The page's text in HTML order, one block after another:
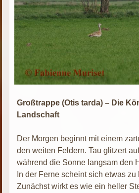
Großtrappe (Otis tarda) – Die
Landschaft
Der Morgen beginnt mit einem
den weiten Feldern. Tau glitzert
während die Sonne langsam den
In der Ferne scheint sich etwas zu
Zunächst wirkt es wie ein heller